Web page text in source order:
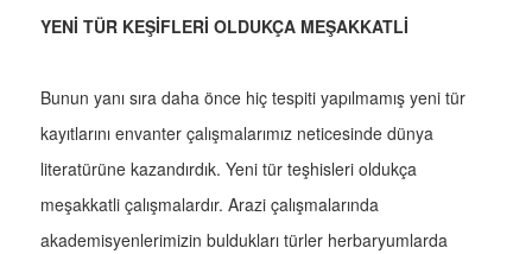
YENİ TÜR KEŞİFLERİ OLDUKÇA MEŞAKKATLİ
Bunun yanı sıra daha önce hiç tespiti yapılmamış yeni tür
kayıtlarını envanter çalışmalarımız neticesinde dünya
literatürüne kazandırdık. Yeni tür teşhisleri oldukça
meşakkatli çalışmalardır. Arazi çalışmalarında
akademisyenlerimizin buldukları türler herbaryumlarda